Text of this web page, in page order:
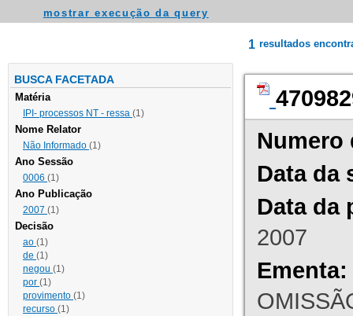
mostrar execução da query
BUSCA FACETADA
Matéria
IPI- processos NT - ressa (1)
Nome Relator
Não Informado (1)
Ano Sessão
0006 (1)
Ano Publicação
2007 (1)
Decisão
ao (1)
de (1)
negou (1)
por (1)
provimento (1)
recurso (1)
1 resultados
Numero
Data da
Data da
2007
Ementa: